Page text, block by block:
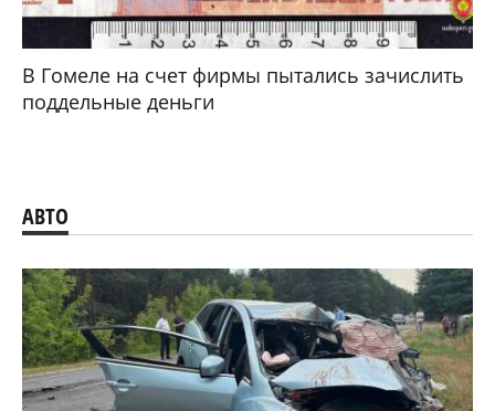
В Гомеле на счет фирмы пытались зачислить
поддельные деньги
АВТО